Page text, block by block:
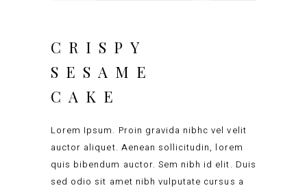
CRISPY
SESAME
CAKE
Lorem Ipsum. Proin gravida nibhc vel velit
auctor aliquet. Aenean sollicitudin, lorem
quis bibendum auctor. Sem nibh id elit. Duis
sed odio sit amet nibh vulputate cursus a